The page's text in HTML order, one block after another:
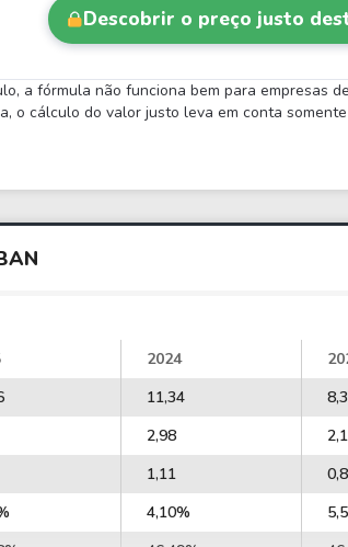
Descobrir o preço justo
a fórmula não funciona bem para empresas
o cálculo do valor justo leva em conta
2024
11,34
2,98
1,11
4,10%